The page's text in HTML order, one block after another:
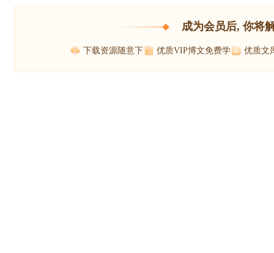
成为会员后, 你将
下载资源随意下 优质VIP博文免费学 优质文